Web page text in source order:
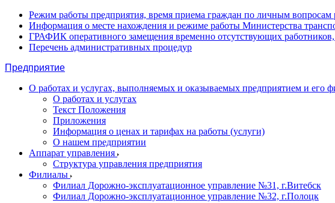
Режим работы предприятия, время приема граждан по личным вопросам
Информация о месте нахождения и режиме работы Министерства
ГРАФИК оперативного замещения временно отсутствующих
Перечень административных процедур
Предприятие
О работах и услугах, выполняемых и оказываемых предприятием и его
О работах и услугах
Текст Положения
Приложения
Информация о ценах и тарифах на работы (услуги)
О нашем предприятии
Аппарат управления
Структура управления предприятия
Филиалы
Филиал Дорожно-эксплуатационное управление №31, г.Витебск
Филиал Дорожно-эксплуатационное управление №32, г.Полоцк